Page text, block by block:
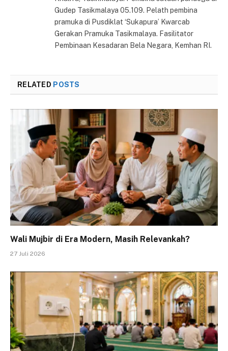
Gudep Tasikmalaya 05.109. Pelath pembina
pramuka di Pusdiklat ‘Sukapura’ Kwarcab
Gerakan Pramuka Tasikmalaya. Fasilitator
Pembinaan Kesadaran Bela Negara, Kemhan RI.
RELATED POSTS
Wali Mujbir di Era Modern, Masih Relevankah?
27 Juli 2026